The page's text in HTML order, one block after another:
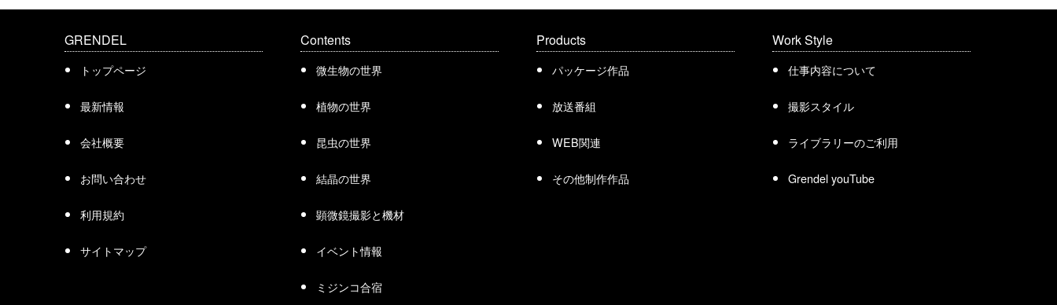
GRENDEL
トップページ
最新情報
会社概要
お問い合わせ
利用規約
サイトマップ
Contents
微生物の世界
植物の世界
昆虫の世界
結晶の世界
顕微鏡撮影と機材
イベント情報
ミジンコ合宿
Products
パッケージ作品
放送番組
WEB関連
その他制作作品
Work Style
仕事内容について
撮影スタイル
ライブラリーのご利用
Grendel youTube